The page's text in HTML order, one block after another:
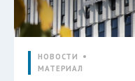
НОВОСТИ
МАТЕРИАЛ